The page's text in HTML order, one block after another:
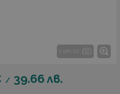
1 от 10
/ 39.66лв.